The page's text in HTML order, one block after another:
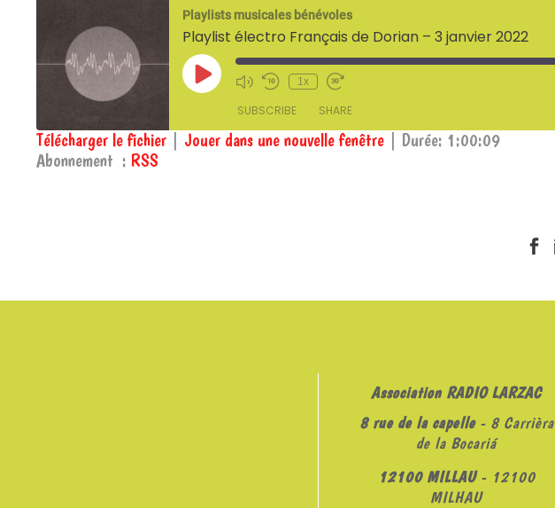
Playlists musicales bénévoles
Playlist électro Français de Dorian – 3 janvier 2022
Play
Episode
1x
SUBSCRIBE SHARE
RSS
SHARE
Télécharger le fichier Jouer dans une nouvelle fenêtre
Durée: 1:00:09
Abonnement : RSS
Association RADIO LARZAC
8 rue de la capelle- 8 Carrièra
de la Bocariá
12100 MILLAU- 12100
MILHAU